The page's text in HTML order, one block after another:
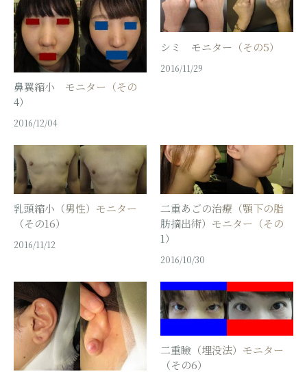
鼻翼縮小 モニター（その
4）
2016/12/04
シミ モニター（その5）
2016/11/29
乳頭縮小（男性）モニター
（その16）
2016/11/12
二重あごの治療（顎下の脂
肪摘出術）モニター（その
1）
2016/10/30
二重瞼（埋没法）モニター
（その6）